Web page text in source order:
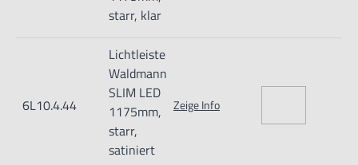
starr, klar
6L10.4.44
Lichtleiste
Waldmann
SLIM LED
1175mm,
starr,
satiniert
Zeige Info